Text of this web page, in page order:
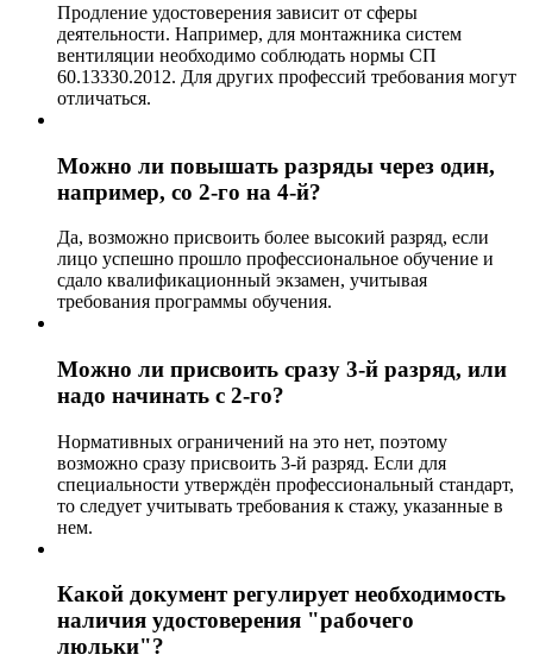
Продление удостоверения зависит от сферы
деятельности. Например, для монтажника систем
вентиляции необходимо соблюдать нормы СП
60.13330.2012. Для других профессий требования могут
отличаться.
Можно ли повышать разряды через один,
например, со 2-го на 4-й?
Да, возможно присвоить более высокий разряд, если
лицо успешно прошло профессиональное обучение и
сдало квалификационный экзамен, учитывая
требования программы обучения.
Можно ли присвоить сразу 3-й разряд, или
надо начинать с 2-го?
Нормативных ограничений на это нет, поэтому
возможно сразу присвоить 3-й разряд. Если для
специальности утверждён профессиональный стандарт,
то следует учитывать требования к стажу, указанные в
нем.
Какой документ регулирует необходимость
наличия удостоверения "рабочего
люльки"?